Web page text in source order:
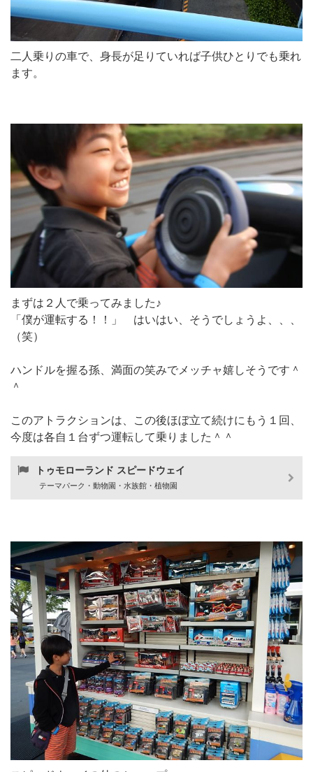
二人乗りの車で、身長が足りていれば子供ひとりでも乗れ
ます。
まずは２人で乗ってみました♪
「僕が運転する！！」 はいはい、そうでしょうよ、、、
（笑）
ハンドルを握る孫、満面の笑みでメッチャ嬉しそうです＾
＾
このアトラクションは、この後ほぼ立て続けにもう１回、
今度は各自１台ずつ運転して乗りました＾＾
トゥモローランド スピードウェイ
テーマパーク・動物園・水族館・植物園